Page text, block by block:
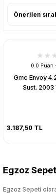
0.0 Puan
Gmc Envoy
Sust. 2003
3.187,50 TL
Egzoz
Egzoz Sepeti